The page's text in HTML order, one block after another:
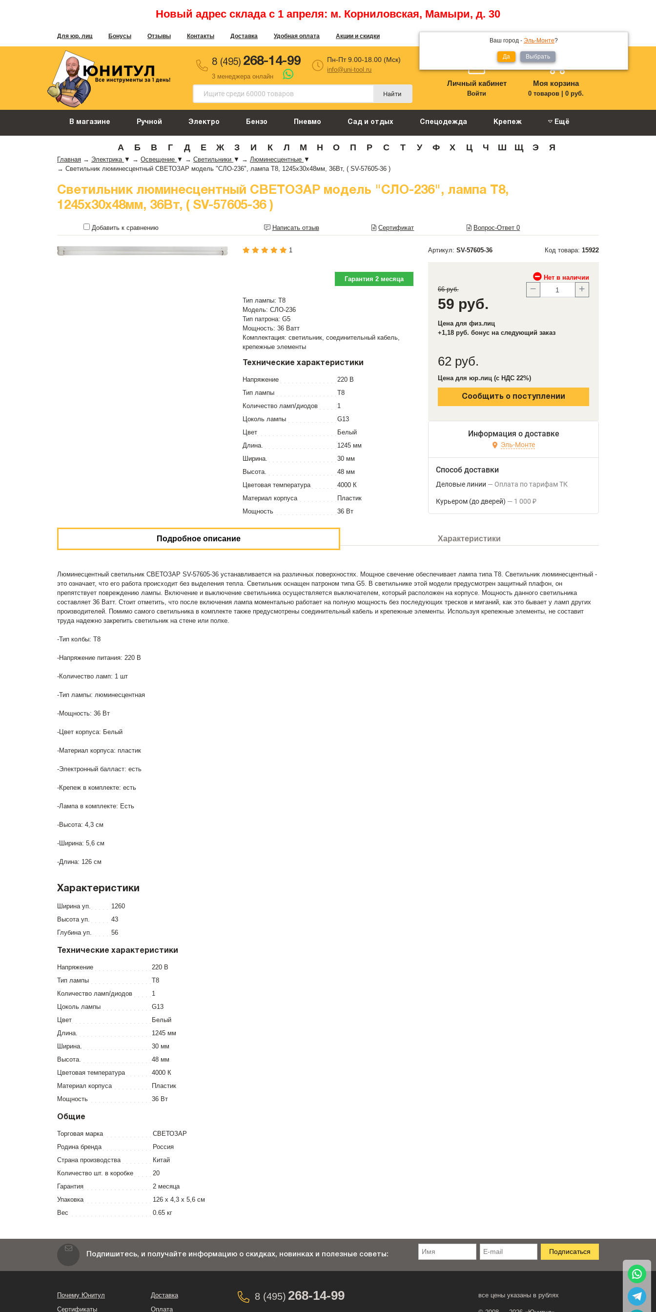
Новый адрес склада с 1 апреля: м. Корниловская, Мамыри, д. 30
Для юр. лиц Бонусы Отзывы Контакты Доставка Удобная оплата Акции и скидки
Ваш город - Эль-Монте?
Да Выбрать
8 (495) 268-14-99
3 менеджера онлайн
Пн-Пт 9.00-18.00 (Мск)
info@uni-tool.ru
Найти
Личный кабинет
Войти
Моя корзина
0 товаров| 0 руб.
В магазине Ручной Электро Бензо Пневмо Сад и отдых Спецодежда Крепеж Ещё
А Б В Г Д Е Ж З И К Л М Н О П Р С Т У Ф Х Ц Ч Ш Щ Э Я
Главная → Электрика ▼ → Освещение ▼ → Светильники ▼ → Люминесцентные ▼
→ Светильник люминесцентный СВЕТОЗАР модель "СЛО-236", лампа Т8, 1245x30x48мм, 36Вт, ( SV-57605-36 )
Светильник люминесцентный СВЕТОЗАР модель "СЛО-236", лампа Т8,
1245x30x48мм, 36Вт, ( SV-57605-36 )
Добавить к сравнению Написать отзыв Сертификат Вопрос-Ответ0
1 Артикул: SV-57605-36 Код товара: 15922
Гарантия 2 месяца
Тип лампы: Т8
Модель: СЛО-236
Тип патрона: G5
Мощность: 36 Ватт
Комплектация: светильник, соединительный кабель,
крепежные элементы
Технические характеристики
Напряжение
220 В
Тип лампы
T8
Количество ламп/диодов
1
Цоколь лампы
G13
Цвет
Белый
Длина.
1245 мм
Ширина.
30 мм
Высота.
48 мм
Цветовая температура
4000 К
Материал корпуса
Пластик
Мощность
36 Вт
Нет в наличии
66 руб.
59 руб.
Цена для физ.лиц
+1,18 руб. бонус на следующий заказ
62 руб.
Цена для юр.лиц (с НДС 22%)
Сообщить о поступлении
Информация о доставке
Эль-Монте
Способ доставки
Деловые линии Оплата по тарифам ТК
Курьером (до дверей) 1 000 ₽
Подробное описание Характеристики
Люминесцентный светильник СВЕТОЗАР SV-57605-36 устанавливается на различных поверхностях. Мощное свечение обеспечивает лампа типа Т8. Светильник люминесцентный -
это означает, что его работа происходит без выделения тепла. Светильник оснащен патроном типа G5. В светильнике этой модели предусмотрен защитный плафон, он
препятствует повреждению лампы. Включение и выключение светильника осуществляется выключателем, который расположен на корпусе. Мощность данного светильника
составляет 36 Ватт. Стоит отметить, что после включения лампа моментально работает на полную мощность без последующих тресков и миганий, как это бывает у ламп других
производителей. Помимо самого светильника в комплекте также предусмотрены соединительный кабель и крепежные элементы. Используя крепежные элементы, не составит
труда надежно закрепить светильник на стене или полке.
-Тип колбы: T8
-Напряжение питания: 220 В
-Количество ламп: 1 шт
-Тип лампы: люминесцентная
-Мощность: 36 Вт
-Цвет корпуса: Белый
-Материал корпуса: пластик
-Электронный балласт: есть
-Крепеж в комплекте: есть
-Лампа в комплекте: Есть
-Высота: 4,3 см
-Ширина: 5,6 см
-Длина: 126 см
Характеристики
Ширина уп.
1260
Высота уп.
43
Глубина уп.
56
Технические характеристики
Напряжение
220 В
Тип лампы
T8
Количество ламп/диодов
1
Цоколь лампы
G13
Цвет
Белый
Длина.
1245 мм
Ширина.
30 мм
Высота.
48 мм
Цветовая температура
4000 К
Материал корпуса
Пластик
Мощность
36 Вт
Общие
Торговая марка
СВЕТОЗАР
Родина бренда
Россия
Страна производства
Китай
Количество шт. в коробке
20
Гарантия
2 месяца
Упаковка
126 x 4,3 x 5,6 см
Вес
0.65 кг
Подпишитесь, и получайте информацию о скидках, новинках и полезные советы:
Почему Юнитул
Сертификаты
Доставка
Оплата
8 (495) 268-14-99 все цены указаны в рублях